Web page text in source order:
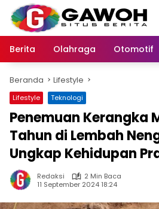
Langsung
konten
Berita
Olahraga Otomotif
Beranda Lifestyle
Lifestyle Teknologi
Penemuan Kerangka
Tahun di Lembah
Ungkap Kehidupan
Redaksi
2 Min Baca
11 September 2024 18:24